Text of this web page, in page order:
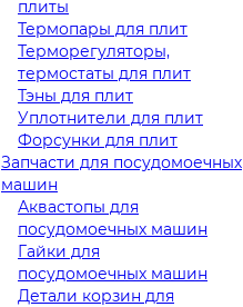
плиты
Термопары для плит
Терморегуляторы,
термостаты для плит
Тэны для плит
Уплотнители для плит
Форсунки для плит
Запчасти для посудомоечных
машин
Аквастопы для
посудомоечных машин
Гайки для
посудомоечных машин
Детали корзин для